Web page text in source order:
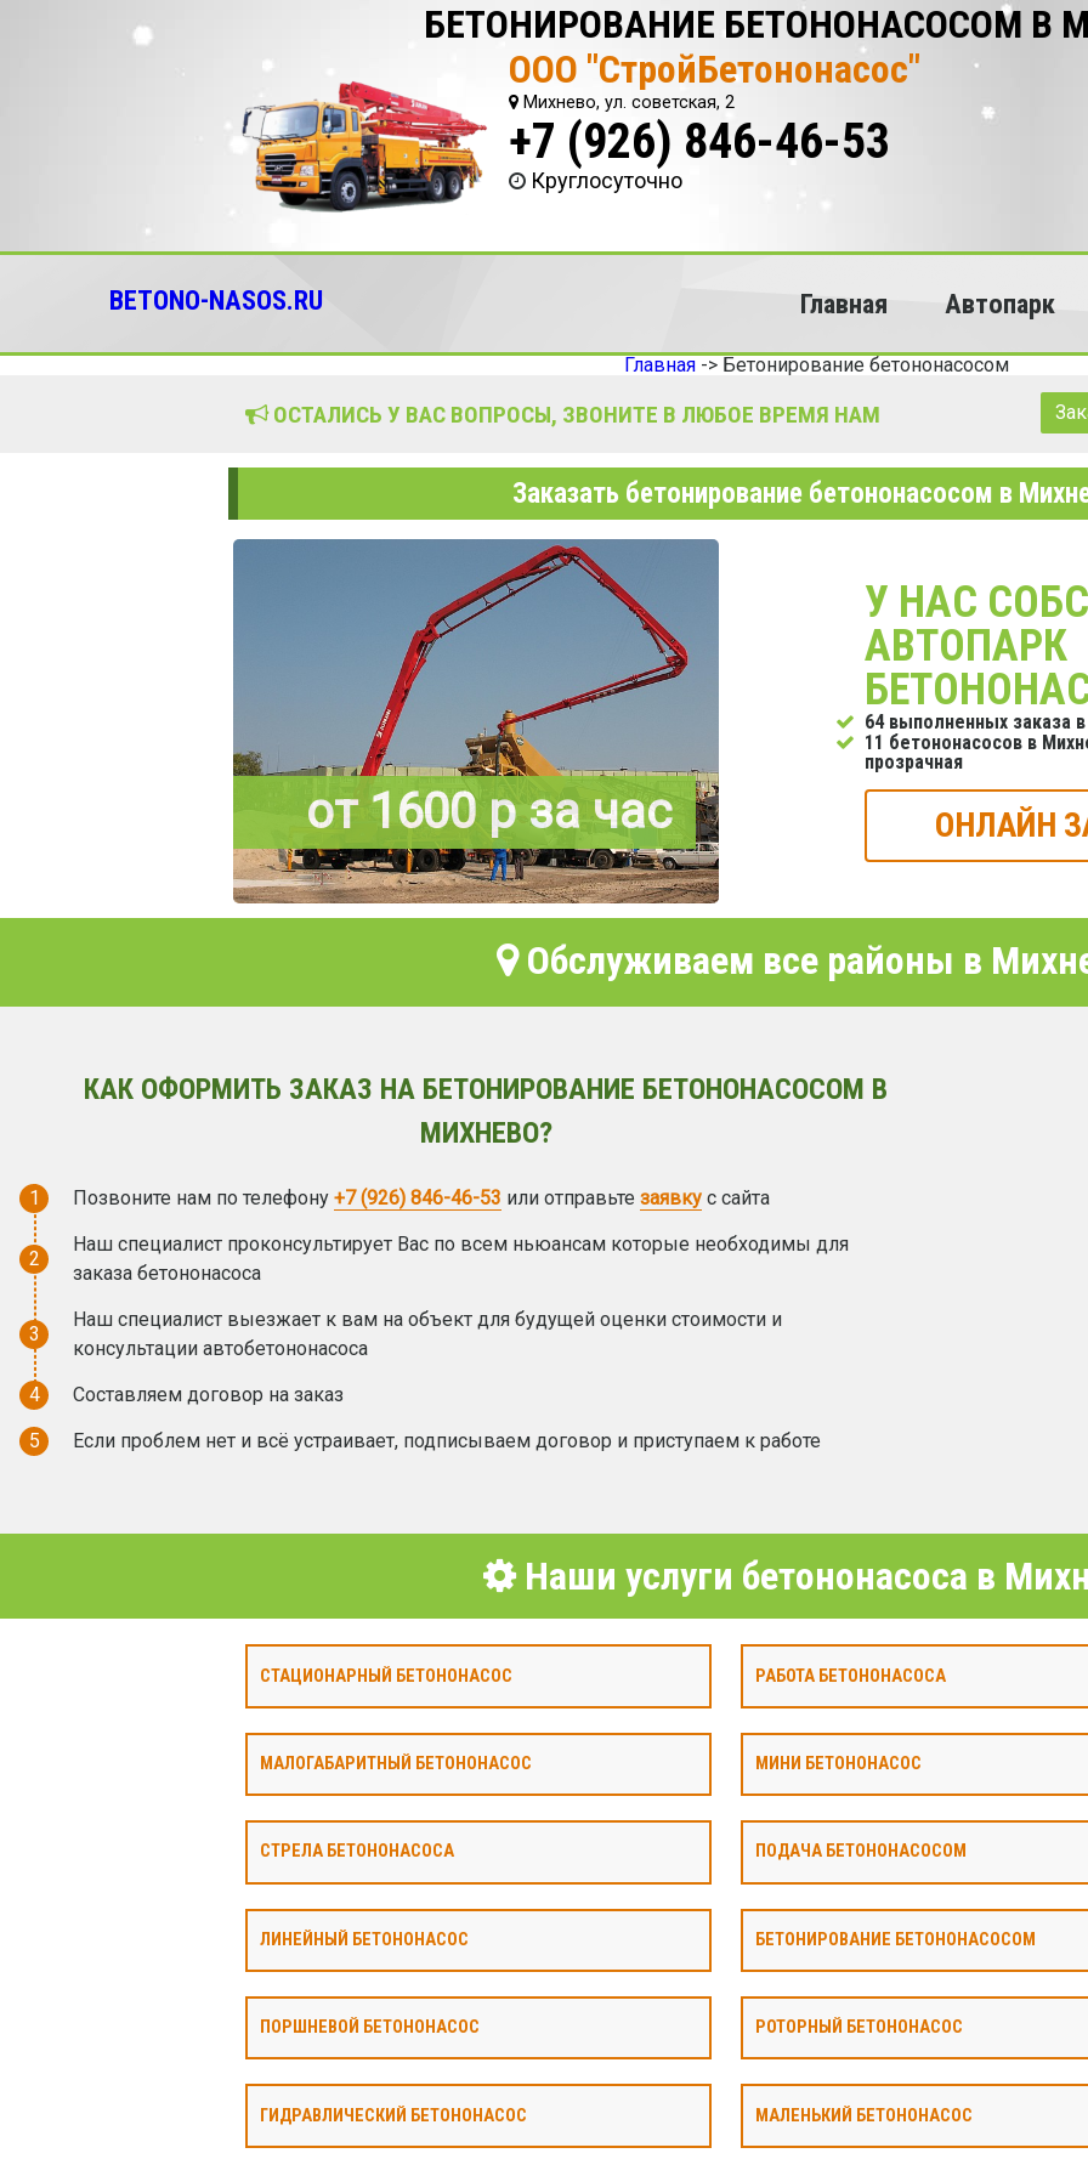
БЕТОНИРОВАНИЕ БЕТОНОНАСОСОМ В
ООО "СтройБетононасос"
Михнево, ул. советская, 2
+7 (926) 846-46-53
Круглосуточно
BETONO-NASOS.RU Главная Автопарк
Главная-> Бетонирование бетононасосом
ОСТАЛИСЬ У ВАС ВОПРОСЫ, ЗВОНИТЕ В ЛЮБОЕ ВРЕМЯ НАМ
Заказать бетонирование бетононасосом в
от 1600 р за час
У НАС
АВТОПАРК
64 выполненных заказа
11 бетононасосов в
прозрачная
ОНЛАЙН
Обслуживаем все районы в
КАК ОФОРМИТЬ ЗАКАЗ НА БЕТОНИРОВАНИЕ БЕТОНОНАСОСОМ В
МИХНЕВО?
1 Позвоните нам по телефону +7 (926) 846-46-53 или отправьте заявку с сайта
2
Наш специалист проконсультирует Вас по всем ньюансам которые необходимы для
заказа бетононасоса
3
Наш специалист выезжает к вам на объект для будущей оценки стоимости и
консультации автобетононасоса
4
Составляем договор на заказ
5
Если проблем нет и всё устраивает, подписываем договор и приступаем к работе
Наши услуги бетононасоса в
СТАЦИОНАРНЫЙ БЕТОНОНАСОС РАБОТА БЕТОНОНАСОСА
МАЛОГАБАРИТНЫЙ БЕТОНОНАСОС МИНИ БЕТОНОНАСОС
СТРЕЛА БЕТОНОНАСОСА ПОДАЧА БЕТОНОНАСОСОМ
ЛИНЕЙНЫЙ БЕТОНОНАСОС БЕТОНИРОВАНИЕ БЕТОНОНАСОСОМ
ПОРШНЕВОЙ БЕТОНОНАСОС РОТОРНЫЙ БЕТОНОНАСОС
ГИДРАВЛИЧЕСКИЙ БЕТОНОНАСОС МАЛЕНЬКИЙ БЕТОНОНАСОС